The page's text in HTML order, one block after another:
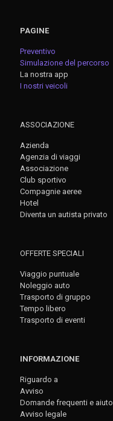
PAGINE
Preventivo
Simulazione del percorso
La nostra app
I nostri veicoli
ASSOCIAZIONE
Azienda
Agenzia di viaggi
Associazione
Club sportivo
Compagnie aeree
Hotel
Diventa un autista privato
OFFERTE SPECIALI
Viaggio puntuale
Noleggio auto
Trasporto di gruppo
Tempo libero
Trasporto di eventi
INFORMAZIONE
Riguardo a
Avviso
Domande frequenti e aiuto
Avviso legale